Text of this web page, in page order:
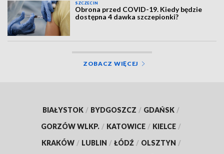
SZCZECIN
Obrona przed COVID-19. Kiedy będzie
dostępna 4 dawka szczepionki?
ZOBACZ WIĘCEJ
BIAŁYSTOK / BYDGOSZCZ / GDAŃSK /
GORZÓW WLKP. / KATOWICE / KIELCE /
KRAKÓW / LUBLIN / ŁÓDŹ / OLSZTYN /